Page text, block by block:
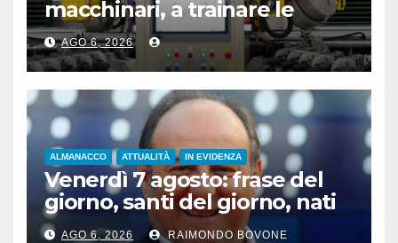
macchinari, a trainare le
“attrezzature intelligenti”
AGO 6, 2026
ALMANACCO ATTUALITÀ IN EVIDENZA
Venerdì 7 agosto: frase del
giorno, santi del giorno, nati
famosi, accadde oggi
AGO 6, 2026 RAIMONDO BOVONE